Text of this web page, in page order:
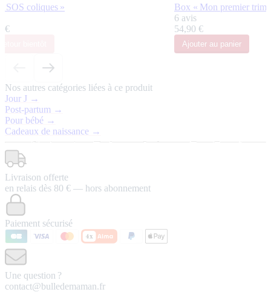
SOS coliques »
€
Box « Mon premier
6 avis
54,90 €
Ajouter au panier
Nos autres catégories liées à ce produit
Jour J →
Post-partum →
Pour bébé →
Cadeaux de naissance →
Livraison offerte
en relais dès 80 € — hors abonnement
Paiement sécurisé
Une question ?
contact@bulledemaman.fr